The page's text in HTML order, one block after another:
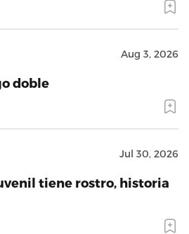
Aug 3, 2026
doble
Jul 30, 2026
tiene rostro, historia